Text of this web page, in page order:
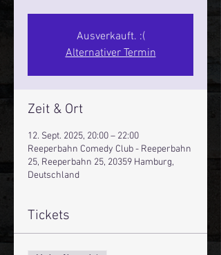
Ausverkauft. :(
Alternativer Termin
Zeit & Ort
12. Sept. 2025, 20:00 – 22:00
Reeperbahn Comedy Club - Reeperbahn
25, Reeperbahn 25, 20359 Hamburg,
Deutschland
Tickets